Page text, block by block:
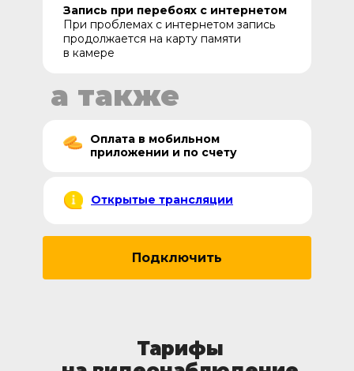
Открытые трансляции
Оплата в мобильном
приложении и по счету
Запись при перебоях с интернетом
При проблемах с интернетом запись
продолжается на карту памяти
в камере
а также
Подключить
Тарифы